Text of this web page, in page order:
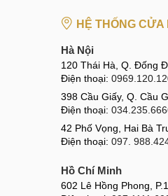
HỆ THỐNG CỬA
Hà Nội
120 Thái Hà, Q. Đống
Điện thoại:
398 Cầu Giấy, Q. Cầu
Điện thoại:
42 Phố Vọng, Hai Bà
Điện thoại: 097.
Hồ Chí Minh
602 Lê Hồng Phong,